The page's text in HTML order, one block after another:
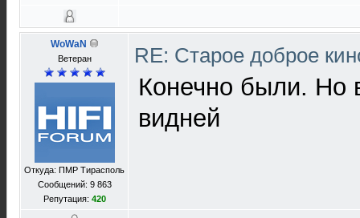
WoWaN
Ветеран
Откуда: ПМР Тирасполь
Сообщений: 9 863
Репутация: 420
RE: Старое доброе
Конечно были. Но
видней